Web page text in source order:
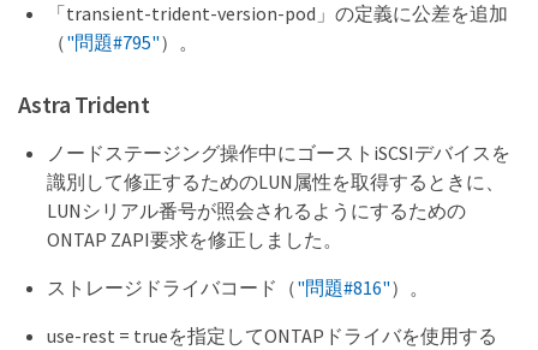
「transient-trident-version-pod」の定義に公差を追加
（"問題#795"）。
Astra Trident
ノードステージング操作中にゴーストiSCSIデバイスを
識別して修正するためのLUN属性を取得するときに、
LUNシリアル番号が照会されるようにするための
ONTAP ZAPI要求を修正しました。
ストレージドライバコード（"問題#816"）。
use-rest = trueを指定してONTAPドライバを使用する